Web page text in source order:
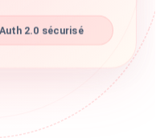
2.0 sécurisé